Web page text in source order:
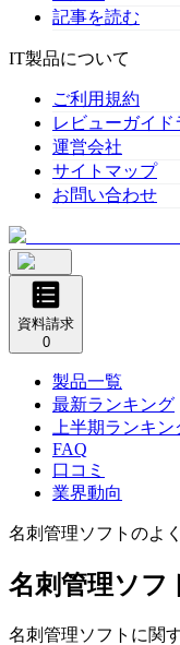
記事を読む
IT製品について
ご利用規約
レビューガイド
運営会社
サイトマップ
お問い合わせ
資料請求
0
製品一覧
最新ランキング
上半期ランキン
FAQ
口コミ
業界動向
名刺管理ソフト のよ
名刺管理ソフ
名刺管理ソフト に関